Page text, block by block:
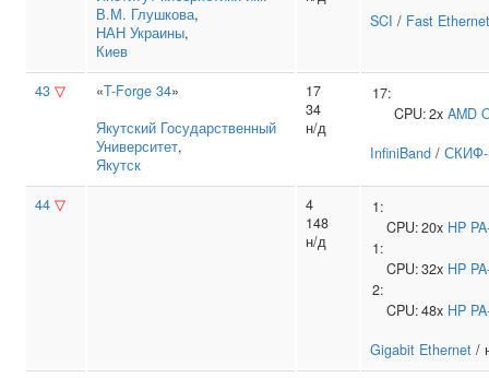
В.М. Глушкова,
НАН Украины,
Киев
SCI / Fast Ethernet
43 ▽ «T-Forge 34»
Якутский Государственный
Университет,
Якутск
17
34
н/д
17:
CPU:2x AMD
InfiniBand / СКИФ-
44 ▽
4
148
н/д
1:
CPU:20x HP
1:
CPU:32x HP
2:
CPU:48x HP
Gigabit Ethernet /